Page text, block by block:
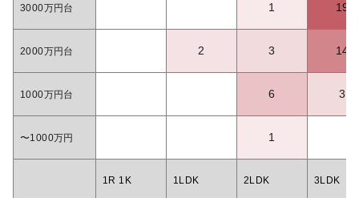
3000万円台 1 19
2000万円台 2 3 14
1000万円台 6 3
〜1000万円 1
1R 1K 1LDK 2LDK 3LDK